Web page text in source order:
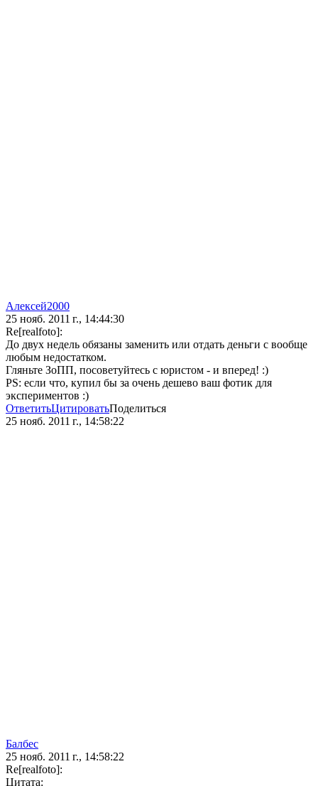
Алексей2000
25 нояб. 2011 г., 14:44:30
Re[realfoto]:
До двух недель обязаны заменить или отдать деньги с вообще
любым недостатком.
Гляньте ЗоПП, посоветуйтесь с юристом - и вперед! :)
PS: если что, купил бы за очень дешево ваш фотик для
экспериментов :)
ОтветитьЦитироватьПоделиться
25 нояб. 2011 г., 14:58:22
Балбес
25 нояб. 2011 г., 14:58:22
Re[realfoto]:
Цитата: